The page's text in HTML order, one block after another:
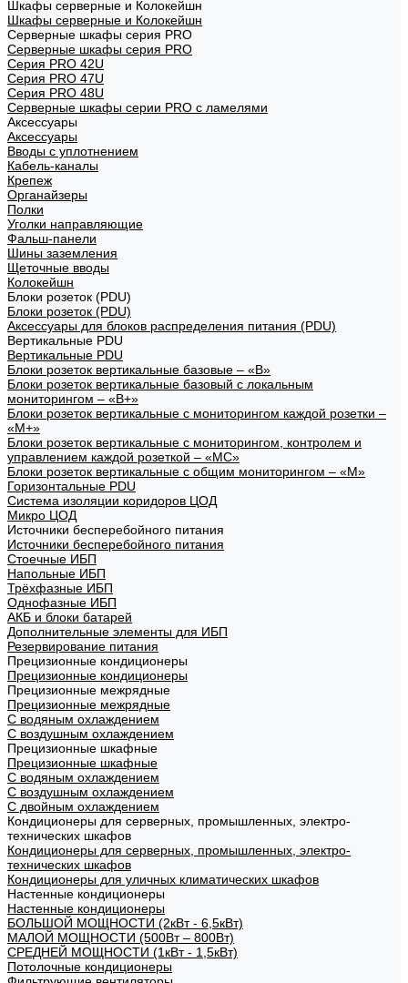
Шкафы серверные и Колокейшн
Шкафы серверные и Колокейшн
Серверные шкафы серия PRO
Серверные шкафы серия PRO
Серия PRO 42U
Серия PRO 47U
Серия PRO 48U
Серверные шкафы серии PRO с ламелями
Аксессуары
Аксессуары
Вводы с уплотнением
Кабель-каналы
Крепеж
Органайзеры
Полки
Уголки направляющие
Фальш-панели
Шины заземления
Щеточные вводы
Колокейшн
Блоки розеток (PDU)
Блоки розеток (PDU)
Аксессуары для блоков распределения питания (PDU)
Вертикальные PDU
Вертикальные PDU
Блоки розеток вертикальные базовые – «В»
Блоки розеток вертикальные базовый с локальным
мониторингом – «В+»
Блоки розеток вертикальные с мониторингом каждой розетки –
«М+»
Блоки розеток вертикальные с мониторингом, контролем и
управлением каждой розеткой – «МС»
Блоки розеток вертикальные с общим мониторингом – «М»
Горизонтальные PDU
Система изоляции коридоров ЦОД
Микро ЦОД
Источники бесперебойного питания
Источники бесперебойного питания
Стоечные ИБП
Напольные ИБП
Трёхфазные ИБП
Однофазные ИБП
АКБ и блоки батарей
Дополнительные элементы для ИБП
Резервирование питания
Прецизионные кондиционеры
Прецизионные кондиционеры
Прецизионные межрядные
Прецизионные межрядные
С водяным охлаждением
С воздушным охлаждением
Прецизионные шкафные
Прецизионные шкафные
С водяным охлаждением
С воздушным охлаждением
С двойным охлаждением
Кондиционеры для серверных, промышленных, электро-
технических шкафов
Кондиционеры для серверных, промышленных, электро-
технических шкафов
Кондиционеры для уличных климатических шкафов
Настенные кондиционеры
Настенные кондиционеры
БОЛЬШОЙ МОЩНОСТИ (2кВт - 6,5кВт)
МАЛОЙ МОЩНОСТИ (500Вт – 800Вт)
СРЕДНЕЙ МОЩНОСТИ (1кВт - 1,5кВт)
Потолочные кондиционеры